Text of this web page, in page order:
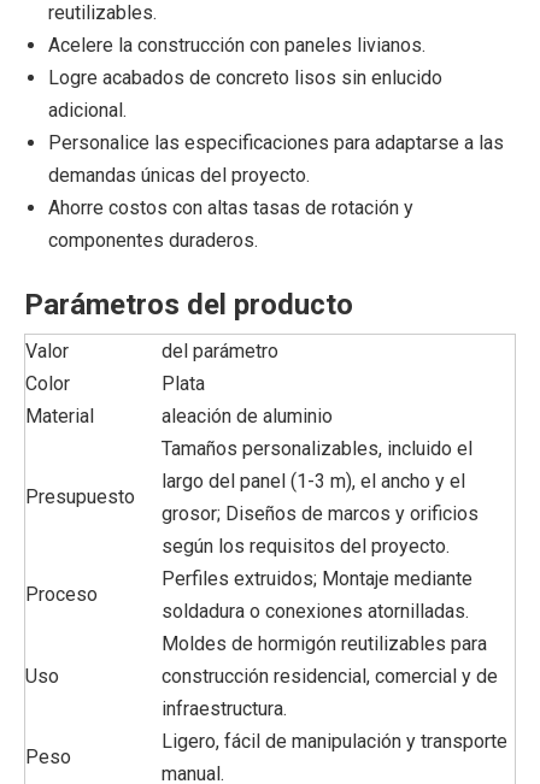
reutilizables.
Acelere la construcción con paneles livianos.
Logre acabados de concreto lisos sin enlucido
adicional.
Personalice las especificaciones para adaptarse a las
demandas únicas del proyecto.
Ahorre costos con altas tasas de rotación y
componentes duraderos.
Parámetros del producto
Valor
del parámetro
Color
Plata
Material
aleación de aluminio
Presupuesto
Tamaños personalizables, incluido el
largo del panel (1-3 m), el ancho y el
grosor; Diseños de marcos y orificios
según los requisitos del proyecto.
Proceso
Perfiles extruidos; Montaje mediante
soldadura o conexiones atornilladas.
Uso
Moldes de hormigón reutilizables para
construcción residencial, comercial y de
infraestructura.
Peso
Ligero, fácil de manipulación y transporte
manual.